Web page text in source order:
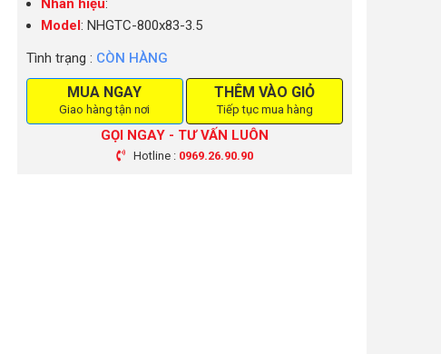
Nhãn hiệu:
Model : NHGTC-800x83-3.5
Tình trạng : CÒN HÀNG
MUA NGAY
Giao hàng tận nơi
THÊM VÀO GIỎ
Tiếp tục mua hàng
GỌI NGAY - TƯ VẤN LUÔN
Hotline : 0969.26.90.90